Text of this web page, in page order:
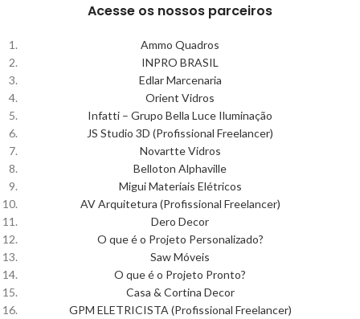
Acesse os nossos parceiros
Ammo Quadros
INPRO BRASIL
Edlar Marcenaria
Orient Vidros
Infatti – Grupo Bella Luce Iluminação
JS Studio 3D (Profissional Freelancer)
Novartte Vidros
Belloton Alphaville
Migui Materiais Elétricos
AV Arquitetura (Profissional Freelancer)
Dero Decor
O que é o Projeto Personalizado?
Saw Móveis
O que é o Projeto Pronto?
Casa & Cortina Decor
GPM ELETRICISTA (Profissional Freelancer)